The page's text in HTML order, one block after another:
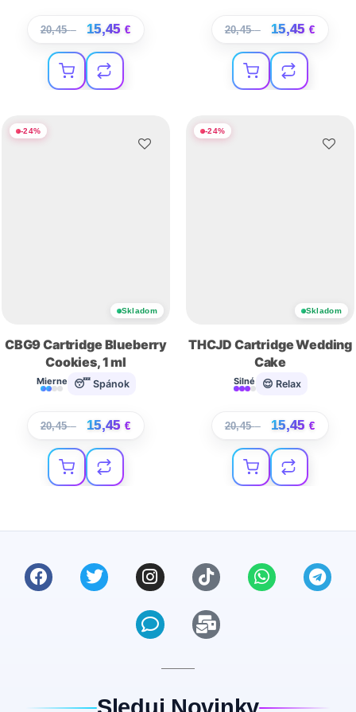
20,45€ 15,45 € 20,45€ 15,45 €
-24%
Skladom
CBG9 Cartridge Blueberry
Cookies, 1 ml
Mierne 😴 Spánok
20,45€ 15,45 €
-24%
Skladom
THCJD Cartridge Wedding
Cake
Silné 😌 Relax
20,45€ 15,45 €